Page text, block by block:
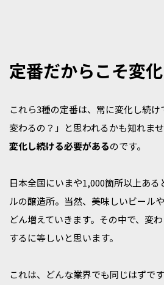
定番だからこそ変化
これら3種の定番は、常に変化し続
変わるの？」と思われるかも知れませ
変化し続ける必要があるのです。
日本全国にいまや1,000箇所以上ある
ルの醸造所。当然、美味しいビール
どん増えていきます。その中で、変
するに等しいと思います。
これは、どんな業界でも同じはずで